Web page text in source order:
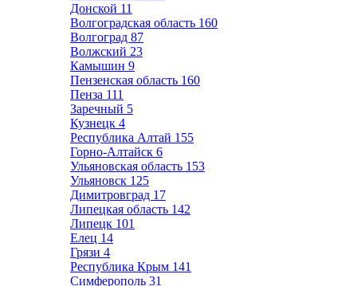
Донской 11
Волгоградская область 160
Волгоград 87
Волжский 23
Камышин 9
Пензенская область 160
Пенза 111
Заречный 5
Кузнецк 4
Республика Алтай 155
Горно-Алтайск 6
Ульяновская область 153
Ульяновск 125
Димитровград 17
Липецкая область 142
Липецк 101
Елец 14
Грязи 4
Республика Крым 141
Симферополь 31